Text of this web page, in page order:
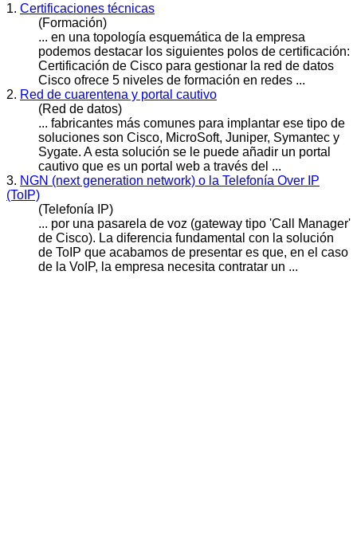
1. Certificaciones técnicas
(Formación)
... en una topología esquemática de la empresa
podemos destacar los siguientes polos de certificación:
Certificación de Cisco para gestionar la red de datos
Cisco ofrece 5 niveles de formación en redes ...
2. Red de cuarentena y portal cautivo
(Red de datos)
... fabricantes más comunes para implantar ese tipo de
soluciones son Cisco, MicroSoft, Juniper, Symantec y
Sygate. A esta solución se le puede añadir un portal
cautivo que es un portal web a través del ...
3. NGN (next generation network) o la Telefonía Over IP
(ToIP)
(Telefonía IP)
... por una pasarela de voz (gateway tipo 'Call Manager'
de Cisco). La diferencia fundamental con la solución
de ToIP que acabamos de presentar es que, en el caso
de la VoIP, la empresa necesita contratar un ...